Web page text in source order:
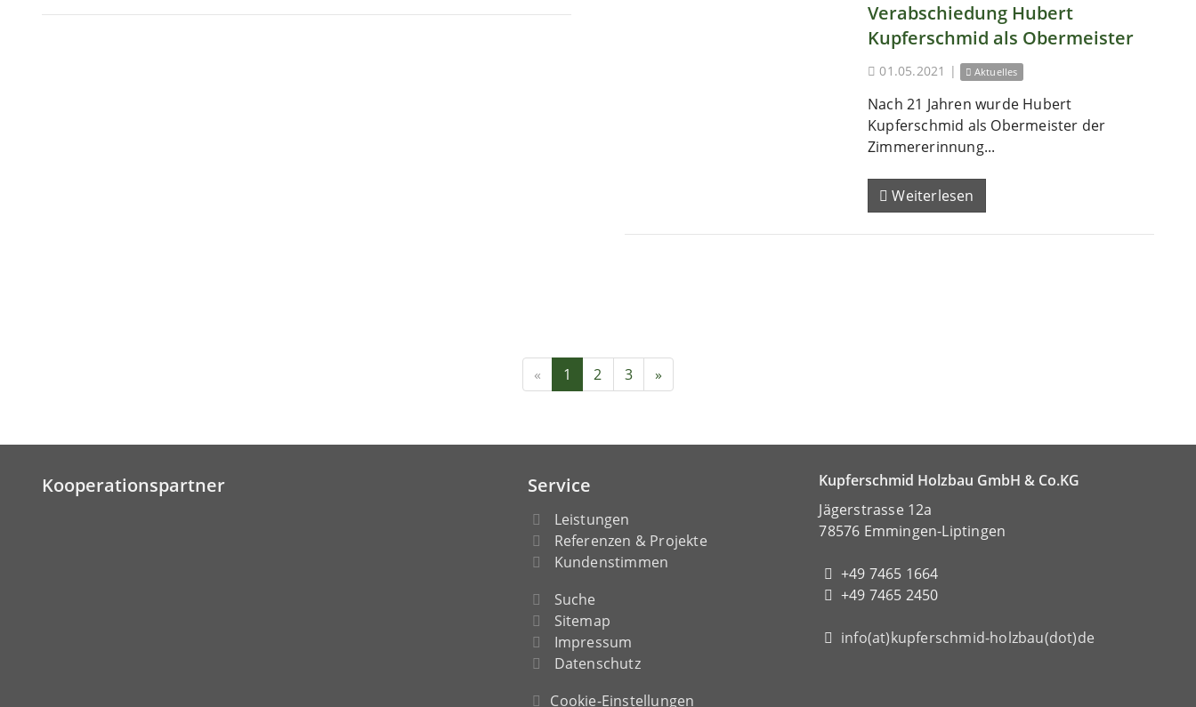
Verabschiedung Hubert
Kupferschmid als Obermeister
01.05.2021 | Aktuelles
Nach 21 Jahren wurde Hubert
Kupferschmid als Obermeister der
Zimmererinnung...
Weiterlesen
« 1 2 3 »
Kooperationspartner Service
Leistungen
Referenzen & Projekte
Kundenstimmen
Suche
Sitemap
Impressum
Datenschutz
Cookie-Einstellungen
Kupferschmid Holzbau GmbH & Co.KG
Jägerstrasse 12a
78576 Emmingen-Liptingen
+49 7465 1664
+49 7465 2450
info(at)kupferschmid-holzbau(dot)de